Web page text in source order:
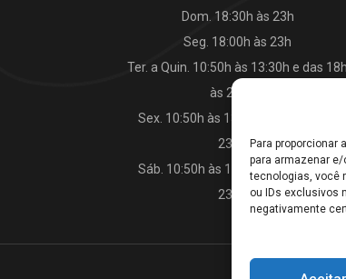
Para
para armazenar
tecnologias, você
ou IDs exclusivos
negativamente
Dom. 18:30h às 23h
Seg. 18:00h às 23h
Ter. a Quin. 10:50h às 13:30h e das 18h
às 23:00h
Sex. 10:50h às 13:30h e das 18h às
23:30h
Sáb. 10:50h às 13:45h e das 18h às
23:30h